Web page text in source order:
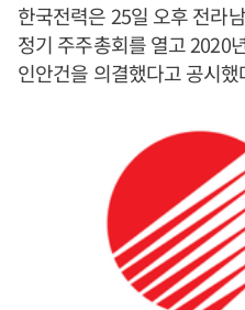
한국전력은 25일 오후 전라
정기 주주총회를 열고 2020
인안건을 의결했다고 공시했